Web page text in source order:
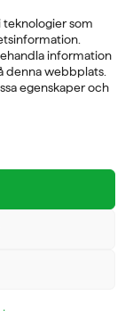
teknologier som
information
denna webbplats.
egenskaper och